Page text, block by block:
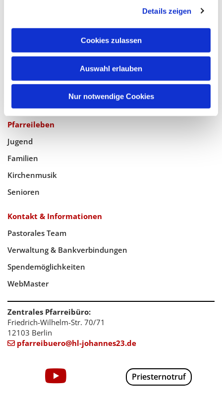
Details zeigen
Cookies zulassen
Auswahl erlauben
Nur notwendige Cookies
Glaube
Gottesdienste
Geistlicher Raum
Taufe, Kommunion & Trauung
Pfarreileben
Jugend
Familien
Kirchenmusik
Senioren
Kontakt & Informationen
Pastorales Team
Verwaltung & Bankverbindungen
Spendemöglichkeiten
WebMaster
Zentrales Pfarreibüro:
Friedrich-Wilhelm-Str. 70/71
12103 Berlin
 pfarreibuero@hl-johannes23.de
Priesternotruf